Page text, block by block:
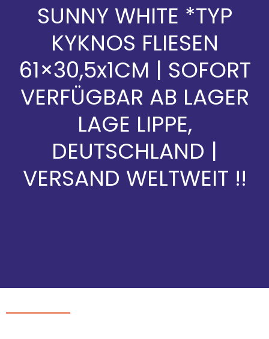
SUNNY WHITE *TYP
KYKNOS FLIESEN
61×30,5x1CM | SOFORT
VERFÜGBAR AB LAGER
LAGE LIPPE,
DEUTSCHLAND |
VERSAND WELTWEIT !!